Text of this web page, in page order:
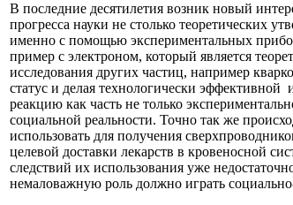
В последние десятилетия возник новый
прогресса науки не столько теоретических
именно с помощью экспериментальных
пример с электроном, который является
исследования других частиц, например
статус и делая технологически
реакцию как часть не только
социальной реальности. Точно так же
использовать для получения
целевой доставки лекарств в кровеносной
следствий их использования уже
немаловажную роль должно играть